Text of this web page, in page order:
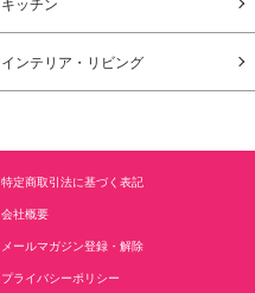
キッチン
インテリア・リビング
特定商取引法に基づく表記
会社概要
メールマガジン登録・解除
プライバシーポリシー